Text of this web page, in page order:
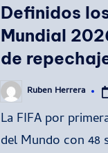
Definidos
Mundial
de
Publicado
por
Ruben Herrera
La FIFA por
del Mundo con 48